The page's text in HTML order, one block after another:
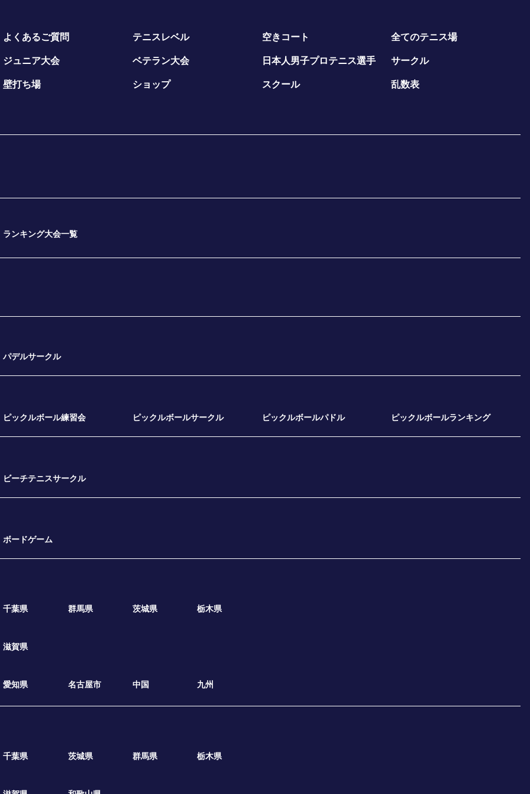
よくあるご質問 テニスレベル 空きコート 全てのテニス場
ジュニア大会 ベテラン大会 日本人男子プロテニス選手 サークル
壁打ち場 ショップ スクール 乱数表
ランキング大会一覧
パデルサークル
ピックルボール練習会 ピックルボールサークル ピックルボールパドル ピックルボールランキング
ビーチテニスサークル
ボードゲーム
千葉県 群馬県 茨城県 栃木県
滋賀県
愛知県 名古屋市 中国 九州
千葉県 茨城県 群馬県 栃木県